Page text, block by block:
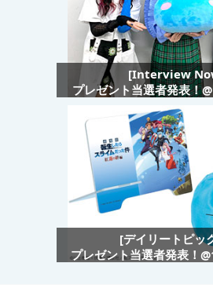
[Interview
プレゼント当選者発表！
[デイリートピッ
プレゼント当選者発表！